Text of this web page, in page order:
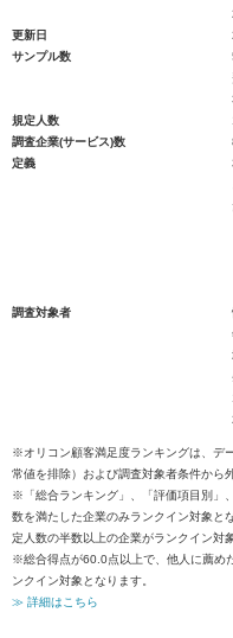
更新日
サンプル数
規定人数
調査企業(サービス)数
定義
調査対象者
※オリコン顧客満足度ランキングは、デ
常値を排除）および調査対象者条件から
※「総合ランキング」、「評価項目別」
数を満たした企業のみランクイン対象と
定人数の半数以上の企業がランクイン対
※総合得点が60.0点以上で、他人に薦め
ンクイン対象となります。
≫ 詳細はこちら